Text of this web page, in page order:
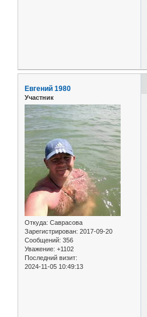
Евгений 1980
Участник
Откуда: Саврасова
Зарегистрирован: 2017-09-20
Сообщений: 356
Уважение: +1102
Последний визит:
2024-11-05 10:49:13